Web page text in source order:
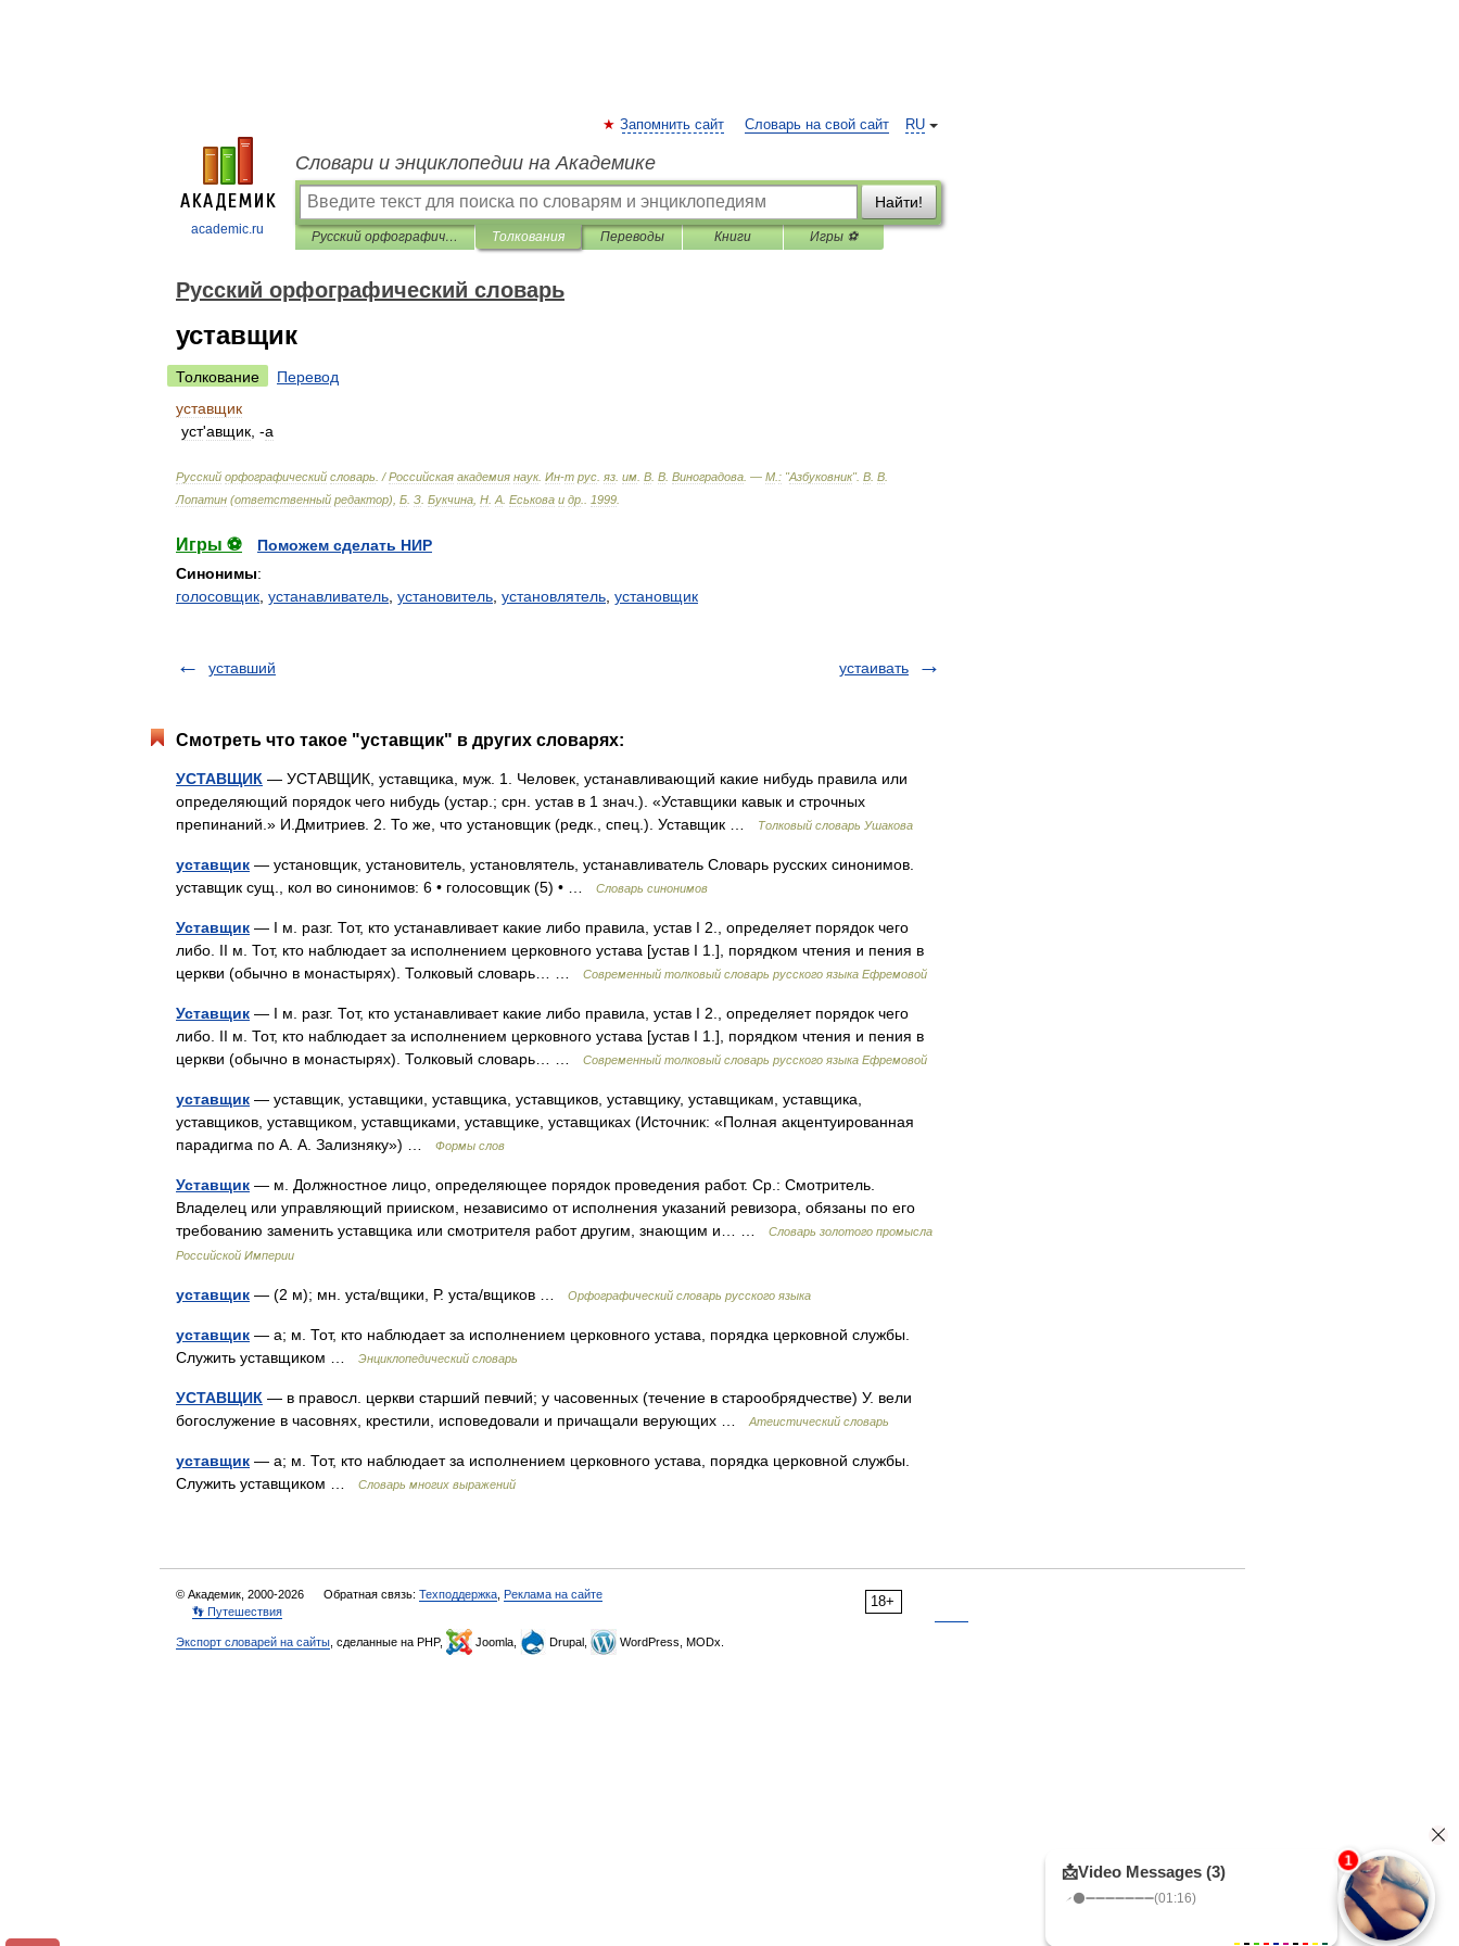
academic.ru
RU
Запомнить сайт Словарь на свой сайт
Словари и энциклопедии на Академике
Найти!
Русский орфографический словарь Толкования Переводы Книги Игры ⚽
Русский орфографический словарь
уставщик
Толкование
Перевод
уставщик
уст'авщик , -а
Русский орфографический словарь . /Российская академия наук. Ин-т рус яз им В В Виноградова . — М : "Азбуковник". В В
Лопатин (ответственный редактор), Б З Букчина Н А Еськова и др 1999
Игры ⚽
Поможем сделать НИР
Синонимы:
голосовщик устанавливатель установитель установлятель установщик
уставший устаивать
Смотреть что такое "уставщик" в других словарях:
УСТАВЩИК — УСТАВЩИК, уставщика, муж. 1. Человек, устанавливающий какие нибудь правила или
определяющий порядок чего нибудь (устар.; срн. устав в 1 знач.). «Уставщики кавык и строчных
препинаний.» И.Дмитриев. 2. То же, что установщик (редк., спец.). Уставщик …
Толковый словарь Ушакова
уставщик — установщик, установитель, установлятель, устанавливатель Словарь русских синонимов.
уставщик сущ., кол во синонимов: 6 • голосовщик (5) • …
Словарь синонимов
Уставщик — I м. разг. Тот, кто устанавливает какие либо правила, устав I 2., определяет порядок чего
либо. II м. Тот, кто наблюдает за исполнением церковного устава [устав I 1.], порядком чтения и пения в
церкви (обычно в монастырях). Толковый словарь… …
Современный толковый словарь русского языка Ефремовой
Уставщик — I м. разг. Тот, кто устанавливает какие либо правила, устав I 2., определяет порядок чего
либо. II м. Тот, кто наблюдает за исполнением церковного устава [устав I 1.], порядком чтения и пения в
церкви (обычно в монастырях). Толковый словарь… …
Современный толковый словарь русского языка Ефремовой
уставщик — уставщик, уставщики, уставщика, уставщиков, уставщику, уставщикам, уставщика,
уставщиков, уставщиком, уставщиками, уставщике, уставщиках (Источник: «Полная акцентуированная
парадигма по А. А. Зализняку») …
Формы слов
Уставщик — м. Должностное лицо, определяющее порядок проведения работ. Ср.: Смотритель.
Владелец или управляющий прииском, независимо от исполнения указаний ревизора, обязаны по его
требованию заменить уставщика или смотрителя работ другим, знающим и… …
Словарь золотого промысла
Российской Империи
уставщик — (2 м); мн. уста/вщики, Р. уста/вщиков … Орфографический словарь русского языка
уставщик — а; м. Тот, кто наблюдает за исполнением церковного устава, порядка церковной службы.
Служить уставщиком …
Энциклопедический словарь
УСТАВЩИК — в правосл. церкви старший певчий; у часовенных (течение в старообрядчестве) У. вели
богослужение в часовнях, крестили, исповедовали и причащали верующих …
Атеистический словарь
уставщик — а; м. Тот, кто наблюдает за исполнением церковного устава, порядка церковной службы.
Служить уставщиком …
Словарь многих выражений
18+
© Академик, 2000-2026 Обратная связь: Техподдержка Реклама на сайте
👣 Путешествия
Экспорт словарей на сайты , сделанные на PHP, Joomla, Drupal, WordPress, MODx.